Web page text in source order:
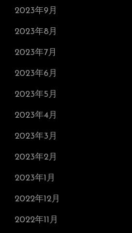
2023年9月
2023年8月
2023年7月
2023年6月
2023年5月
2023年4月
2023年3月
2023年2月
2023年1月
2022年12月
2022年11月